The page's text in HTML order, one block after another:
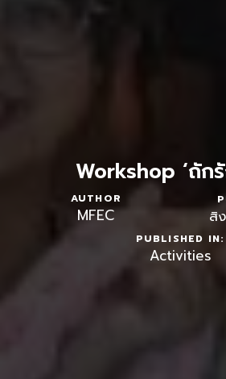
Workshop ‘ถักรั
AUTHOR
MFEC สิ
PUBLISHED IN:
Activities